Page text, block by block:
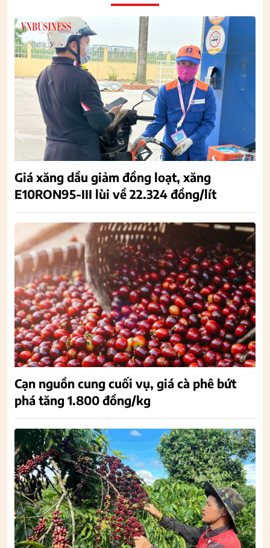
Giá xăng dầu giảm đồng loạt, xăng
E10RON95-III lùi về 22.324 đồng/lít
Cạn nguồn cung cuối vụ, giá cà phê bứt
phá tăng 1.800 đồng/kg